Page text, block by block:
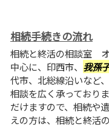
相続手続きの流れ
相続と終活の相談室
中心に、印西市、 我孫
代市、北総線沿いなど
相談を広く承っており
だけますので、相続や
えの方は、相続と終活